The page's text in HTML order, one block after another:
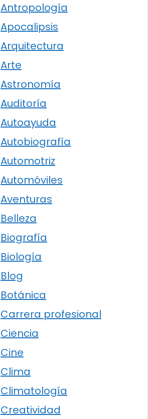
Antropología
Apocalipsis
Arquitectura
Arte
Astronomía
Auditoría
Autoayuda
Autobiografía
Automotriz
Automóviles
Aventuras
Belleza
Biografía
Biología
Blog
Botánica
Carrera profesional
Ciencia
Cine
Clima
Climatología
Creatividad